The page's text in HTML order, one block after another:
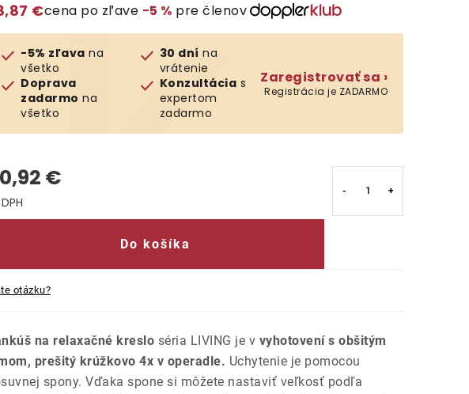
€cena po zľave −5 % pre členov
-5% zľava na
všetko
Doprava
zadarmo na
všetko
30 dní na
vrátenie
Konzultácia s
expertom
zadarmo
Zaregistrovať sa ›
Registrácia je ZADARMO
€
cena:
Do košíka
otázku?
na relaxačné kreslo séria LIVING je v vyhotovení s obšitým
prešitý krúžkovo 4x v operadle. Uchytenie je pomocou
spony. Vďaka spone si môžete nastaviť veľkosť podľa